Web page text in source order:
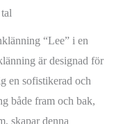
“Lee” i en
är designad för
en sofistikerad och
både fram och bak,
skapar denna